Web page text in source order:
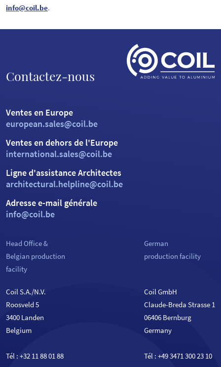
info@coil.be.
Contactez-nous
Ventes en Europe
european.sales@coil.be
Ventes en dehors de l'Europe
international.sales@coil.be
Ligne d'assistance Architectes
architectural.helpline@coil.be
Adresse e-mail générale
info@coil.be
Head Office &
Belgian production
facility
Coil S.A./N.V.
Roosveld 5
3400 Landen
Belgium
Tél : +32 11 88 01 88
German
production facility
Coil GmbH
Claude-Breda Strasse 1
06406 Bernburg
Germany
Tél : +49 3471 300 23 10